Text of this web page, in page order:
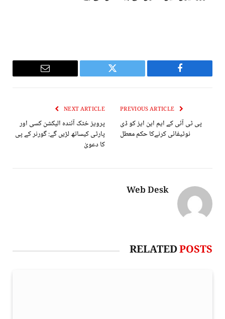
Facebook
Twitter
Email
پی ٹی آئی کے ایم این ایز کو ڈی
نوٹیفائی کرنےکا حکم معطل
NEXT ARTICLE
پرویز خٹک آئندہ الیکشن کسی اور
پارٹی کیساتھ لڑیں گے: گورنر کے پی
کا دعویٰ
Web Desk
RELATEDPOSTS